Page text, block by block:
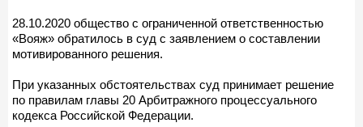
28.10.2020 общество с ограниченной ответственностью
«Вояж» обратилось в суд с заявлением о составлении
мотивированного решения.
При указанных обстоятельствах суд принимает решение
по правилам главы 20 Арбитражного процессуального
кодекса Российской Федерации.